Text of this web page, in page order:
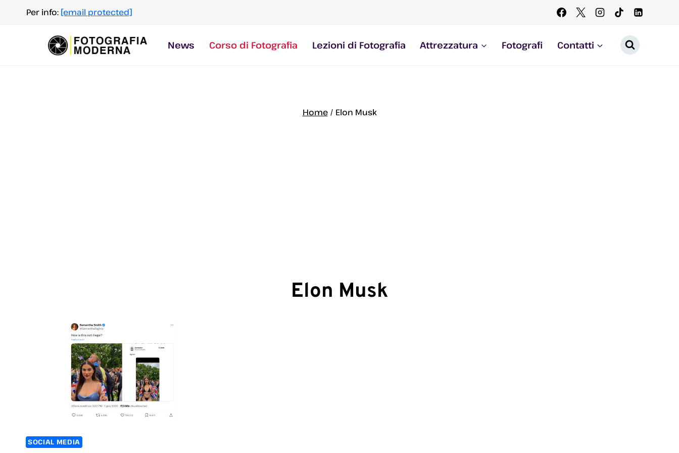
contenuto
Per info: [email protected]
News Corso di Fotografia Lezioni di Fotografia Attrezzatura Fotografi Contatti
Home / Elon Musk
Elon Musk
SOCIAL MEDIA